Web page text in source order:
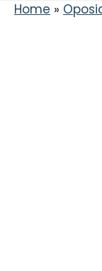
Home »